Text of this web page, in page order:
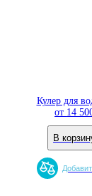
Кулер для
от 14
В